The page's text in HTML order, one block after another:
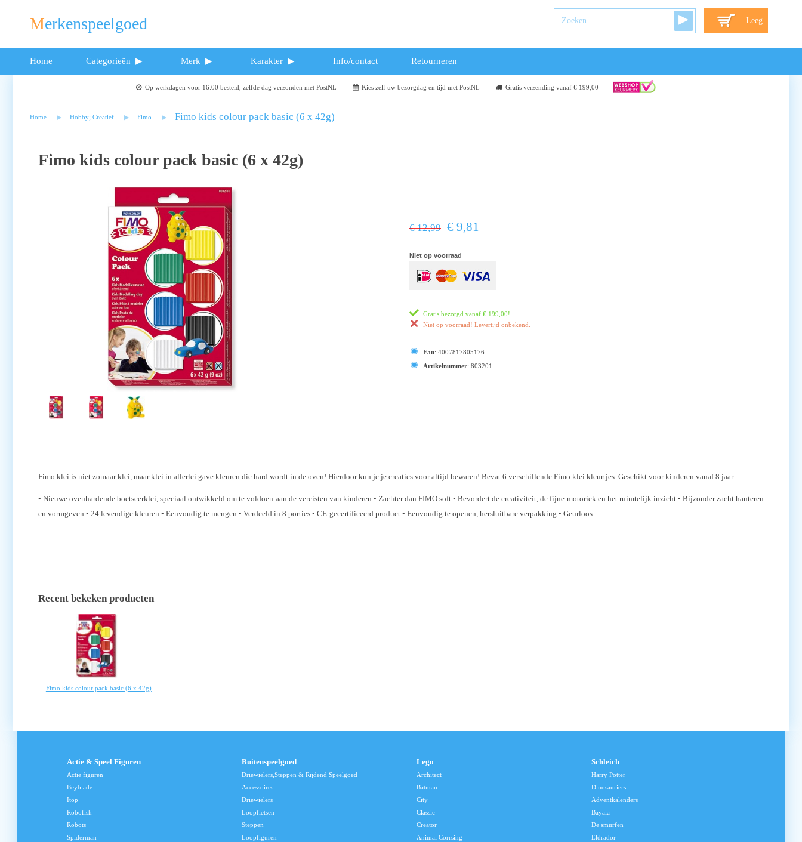
Merkenspeelgoed Leeg
Home Categorieën Merk Karakter Info/contact Retourneren
Op werkdagen voor 16:00 besteld, zelfde dag verzonden met PostNL Kies zelf uw bezorgdag en tijd met PostNL Gratis verzending vanaf € 199,00
Home Hobby; Creatief Fimo Fimo kids colour pack basic (6 x 42g)
Fimo kids colour pack basic (6 x 42g)
€ 12,99 € 9,81
Niet op voorraad
Gratis bezorgd vanaf € 199,00!
Niet op voorraad! Levertijd onbekend.
Ean: 4007817805176
Artikelnummer: 803201
Fimo klei is niet zomaar klei, maar klei in allerlei gave kleuren die hard wordt in de oven! Hierdoor kun je je creaties voor altijd bewaren! Bevat 6 verschillende Fimo klei kleurtjes. Geschikt voor kinderen vanaf 8 jaar.
• Nieuwe ovenhardende boetseerklei, speciaal ontwikkeld om te voldoen aan de vereisten van kinderen • Zachter dan FIMO soft • Bevordert de creativiteit, de fijne motoriek en het ruimtelijk inzicht • Bijzonder zacht hanteren
en vormgeven • 24 levendige kleuren • Eenvoudig te mengen • Verdeeld in 8 porties • CE-gecertificeerd product • Eenvoudig te openen, hersluitbare verpakking • Geurloos
Recent bekeken producten
Fimo kids colour pack basic (6 x 42g)
Actie & Speel Figuren
Actie figuren
Beyblade
Itop
Robofish
Robots
Spiderman
Buitenspeelgoed
Driewielers,Steppen & Rijdend Speelgoed
Accessoires
Driewielers
Loopfietsen
Steppen
Loopfiguren
Lego
Architect
Batman
City
Classic
Creator
Animal Corrsing
Schleich
Harry Potter
Dinosauriers
Adventkalenders
Bayala
De smurfen
Eldrador